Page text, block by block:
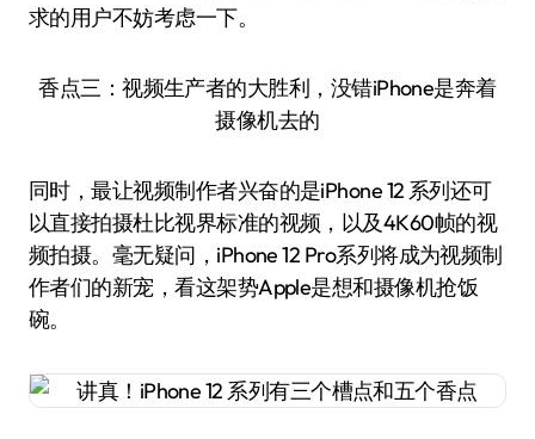
求的用户不妨考虑一下。
香点三：视频生产者的大胜利，没错iPhone是奔着
摄像机去的
同时，最让视频制作者兴奋的是iPhone 12 系列还可
以直接拍摄杜比视界标准的视频，以及4K60帧的视
频拍摄。毫无疑问，iPhone 12 Pro系列将成为视频制
作者们的新宠，看这架势Apple是想和摄像机抢饭
碗。